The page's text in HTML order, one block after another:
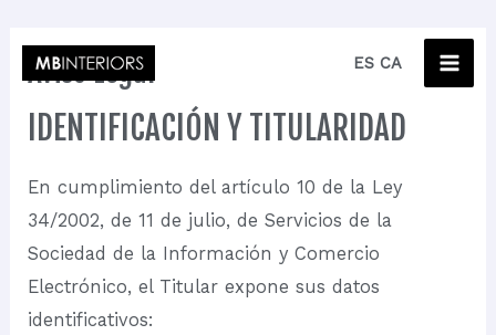
contenido
ES CA
Aviso Legal
IDENTIFICACIÓN Y TITULARIDAD
En cumplimiento del artículo 10 de la Ley
34/2002, de 11 de julio, de Servicios de la
Sociedad de la Información y Comercio
Electrónico, el Titular expone sus datos
identificativos: